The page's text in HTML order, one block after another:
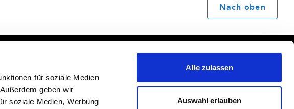
für soziale Medien
geben wir
soziale Medien, Werbung
Alle zulassen
Auswahl erlauben
Nach oben
Datenschutz
AGB